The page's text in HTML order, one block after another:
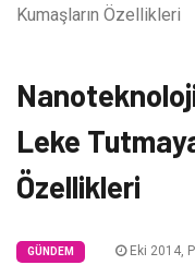
Kumaşların Özellikleri
Leke
Özellikleri
GÜNDEM Eki 2014,